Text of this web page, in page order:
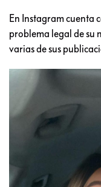
En Instagram cuenta
problema legal de su
varias de sus